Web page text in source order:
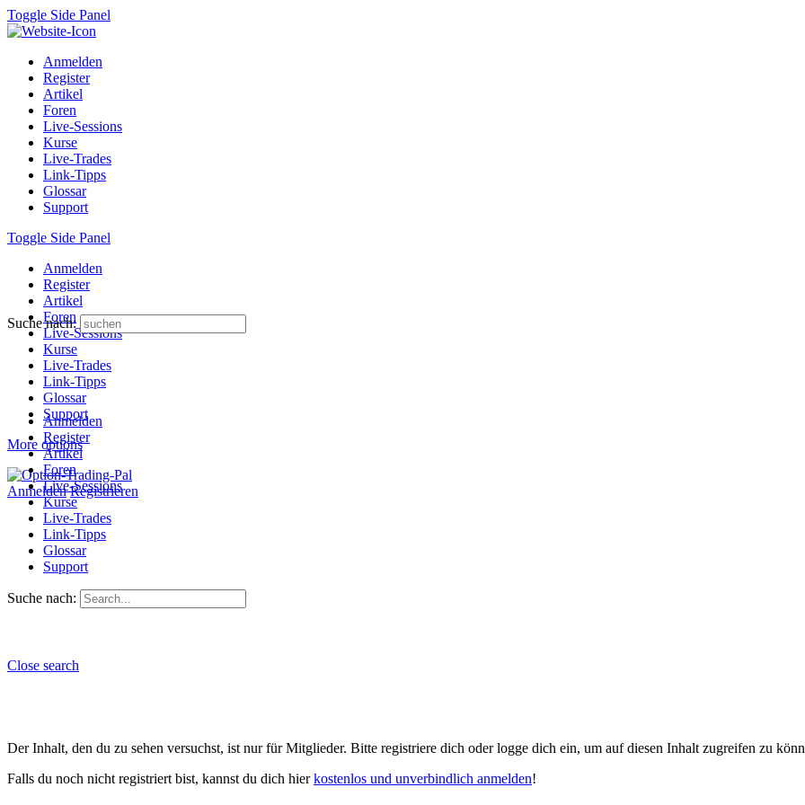
Toggle Side Panel
Anmelden
Register
Artikel
Foren
Live-Sessions
Kurse
Live-Trades
Link-Tipps
Glossar
Support
Toggle Side Panel
Anmelden
Register
Artikel
Foren
Live-Sessions
Kurse
Live-Trades
Link-Tipps
Glossar
Support
More options
Anmelden Registrieren
Suche nach:
Anmelden
Register
Artikel
Foren
Live-Sessions
Kurse
Live-Trades
Link-Tipps
Glossar
Support
Suche nach:
Close search
Der Inhalt, den du zu sehen versuchst, ist nur für Mitglieder. Bitte registriere dich oder logge dich ein, um auf diesen Inhalt zugreifen zu
Falls du noch nicht registriert bist, kannst du dich hierkostenlos und unverbindlich anmelden!